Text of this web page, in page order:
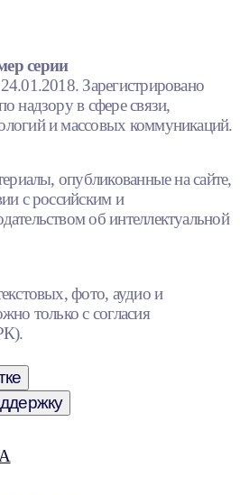
серии
Зарегистрировано
надзору в сфере связи,
и массовых коммуникаций.
опубликованные на сайте,
с российским и
об интеллектуальной
фото, аудио и
только с согласия